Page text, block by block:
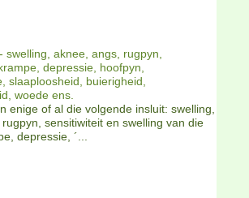
swelling, aknee, angs, rugpyn,
depressie, hoofpyn,
slaaploosheid, buierigheid,
woede ens.
enige of al die volgende insluit: swelling,
sensitiwiteit en swelling van die
depressie, ´...